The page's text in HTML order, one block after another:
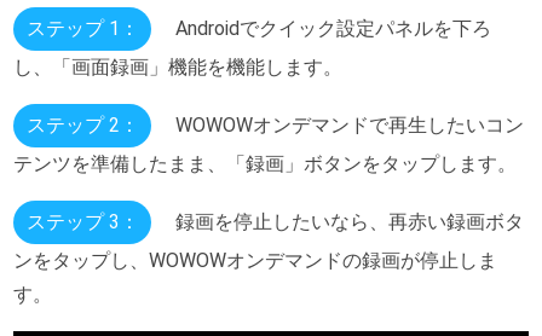
ステップ 1：
Androidでクイック設定パネルを下ろ
し、「画面録画」機能を機能します。
ステップ 2：
WOWOWオンデマンドで再生したいコン
テンツを準備したまま、「録画」ボタンをタップします。
ステップ 3：
録画を停止したいなら、再赤い録画ボタ
ンをタップし、WOWOWオンデマンドの録画が停止しま
す。